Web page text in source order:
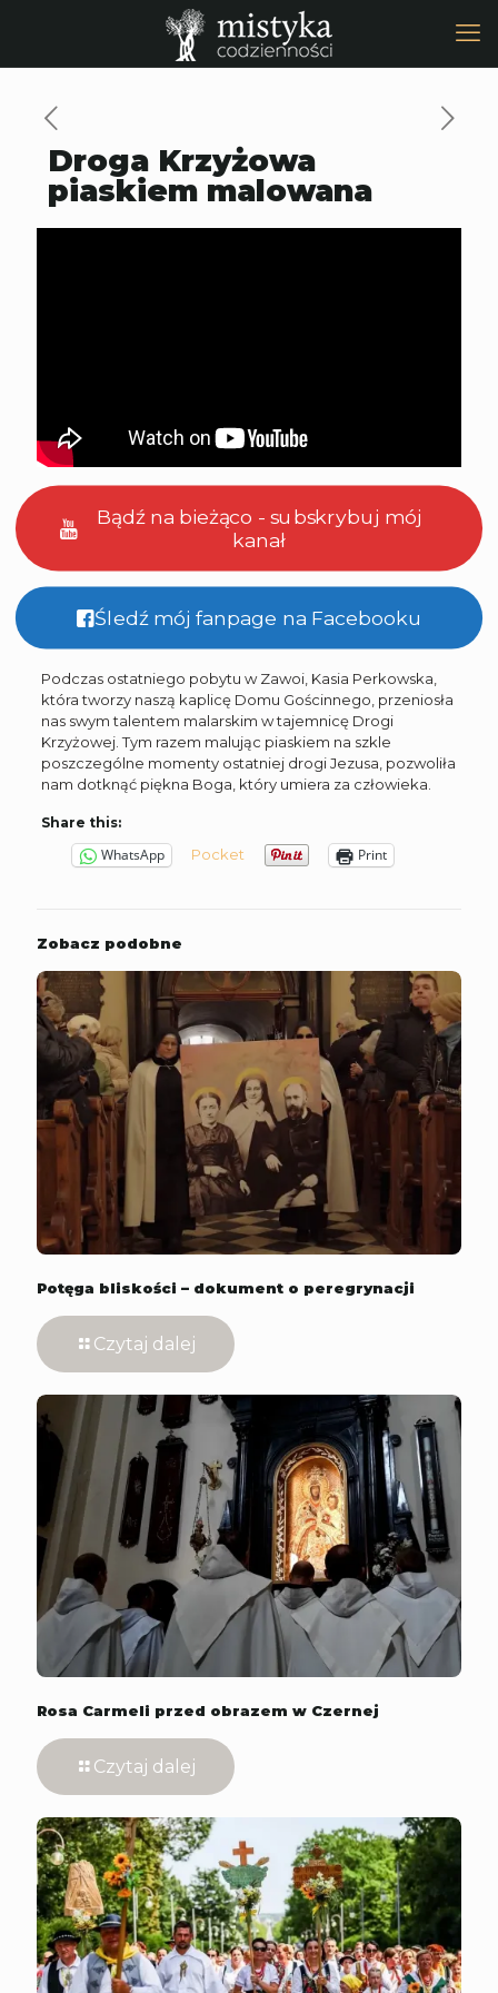
Droga Krzyżowa
piaskiem malowana
Bądź na bieżąco - subskrybuj mój
kanał
Śledź mój fanpage na Facebooku
Podczas ostatniego pobytu w Zawoi, Kasia Perkowska,
która tworzy naszą kaplicę Domu Gościnnego, przeniosła
nas swym talentem malarskim w tajemnicę Drogi
Krzyżowej. Tym razem malując piaskiem na szkle
poszczególne momenty ostatniej drogi Jezusa, pozwoliła
nam dotknąć piękna Boga, który umiera za człowieka.
Share this:
WhatsApp Pocket Print
Zobacz podobne
Potęga bliskości – dokument o peregrynacji
Czytaj dalej
Rosa Carmeli przed obrazem w Czernej
Czytaj dalej